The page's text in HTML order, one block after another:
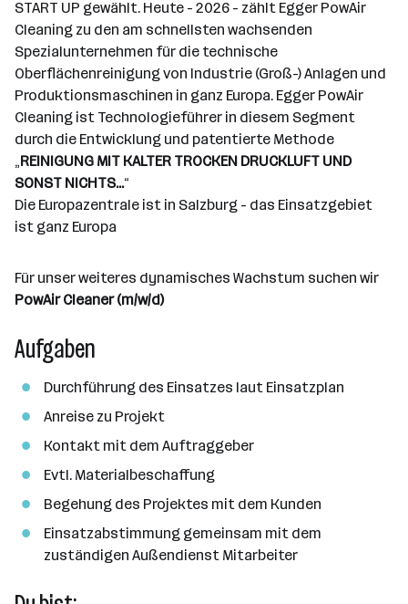
n
e
n
a
n
z
a
h
l
START UP gewählt. Heute - 2026 - zählt Egger PowAir
Cleaning zu den am schnellsten wachsenden
Spezialunternehmen für die technische
Oberflächenreinigung von Industrie (Groß-) Anlagen und
Produktionsmaschinen in ganz Europa. Egger PowAir
Cleaning ist Technologieführer in diesem Segment
durch die Entwicklung und patentierte Methode
„REINIGUNG MIT KALTER TROCKEN DRUCKLUFT UND
SONST NICHTS...“
Die Europazentrale ist in Salzburg - das Einsatzgebiet
ist ganz Europa
Für unser weiteres dynamisches Wachstum suchen wir
PowAir Cleaner (m/w/d)
Aufgaben
Durchführung des Einsatzes laut Einsatzplan
Anreise zu Projekt
Kontakt mit dem Auftraggeber
Evtl. Materialbeschaffung
Begehung des Projektes mit dem Kunden
Einsatzabstimmung gemeinsam mit dem
zuständigen Außendienst Mitarbeiter